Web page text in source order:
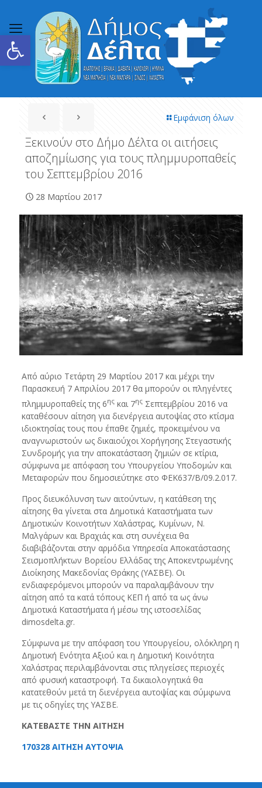
Ανοίξτε τη γραμμή εργαλείων
Εμφάνιση όλων
Ξεκινούν στο Δήμο Δέλτα οι αιτήσεις
αποζημίωσης για τους πλημμυροπαθείς
του Σεπτεμβρίου 2016
28 Μαρτίου 2017
Από αύριο Τετάρτη 29 Μαρτίου 2017 και μέχρι την
Παρασκευή 7 Απριλίου 2017 θα μπορούν οι πληγέντες
πλημμυροπαθείς της 6ηςκαι 7ηςΣεπτεμβρίου 2016 να
καταθέσουν αίτηση για διενέργεια αυτοψίας στο κτίσμα
ιδιοκτησίας τους που έπαθε ζημιές, προκειμένου να
αναγνωριστούν ως δικαιούχοι Χορήγησης Στεγαστικής
Συνδρομής για την αποκατάσταση ζημιών σε κτίρια,
σύμφωνα με απόφαση του Υπουργείου Υποδομών και
Μεταφορών που δημοσιεύτηκε στο ΦΕΚ637/Β/09.2.017.
Προς διευκόλυνση των αιτούντων, η κατάθεση της
αίτησης θα γίνεται στα Δημοτικά Καταστήματα των
Δημοτικών Κοινοτήτων Χαλάστρας, Κυμίνων, Ν.
Μαλγάρων και Βραχιάς και στη συνέχεια θα
διαβιβάζονται στην αρμόδια Υπηρεσία Αποκατάστασης
Σεισμοπλήκτων Βορείου Ελλάδας της Αποκεντρωμένης
Διοίκησης Μακεδονίας Θράκης (ΥΑΣΒΕ). Οι
ενδιαφερόμενοι μπορούν να παραλαμβάνουν την
αίτηση από τα κατά τόπους ΚΕΠ ή από τα ως άνω
Δημοτικά Καταστήματα ή μέσω της ιστοσελίδας
dimosdelta.gr.
Σύμφωνα με την απόφαση του Υπουργείου, ολόκληρη η
Δημοτική Ενότητα Αξιού και η Δημοτική Κοινότητα
Χαλάστρας περιλαμβάνονται στις πληγείσες περιοχές
από φυσική καταστροφή. Τα δικαιολογητικά θα
κατατεθούν μετά τη διενέργεια αυτοψίας και σύμφωνα
με τις οδηγίες της ΥΑΣΒΕ.
ΚΑΤΕΒΑΣΤΕ ΤΗΝ ΑΙΤΗΣΗ
170328 ΑΙΤΗΣΗ ΑΥΤΟΨΙΑ